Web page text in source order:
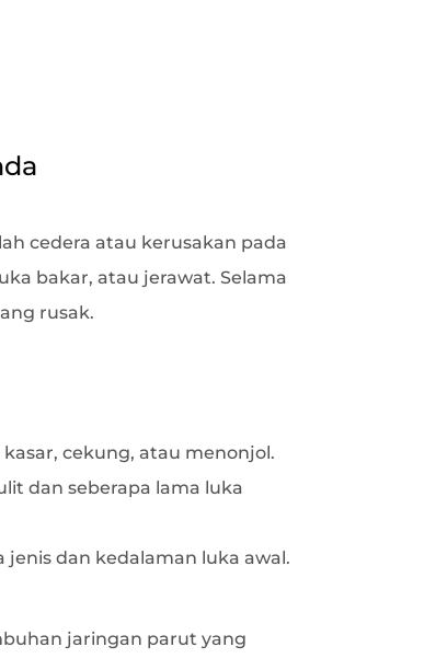
cedera atau kerusakan pada
bakar, atau jerawat. Selama
rusak.
cekung, atau menonjol.
dan seberapa lama luka
dan kedalaman luka awal.
jaringan parut yang